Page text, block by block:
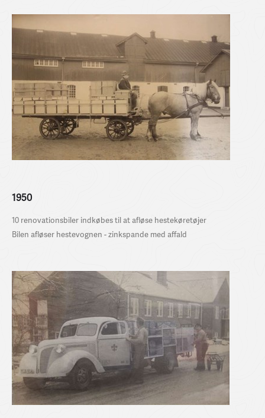
1950
10 renovationsbiler indkøbes til at afløse hestekøretøjer
Bilen afløser hestevognen - zinkspande med affald